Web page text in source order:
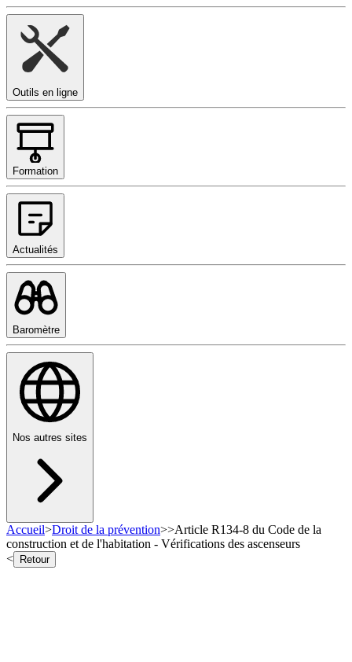
Outils en ligne
Formation
Actualités
Baromètre
Nos autres sites
Accueil>Droit de la prévention>>Article R134-8 du Code de la
construction et de l'habitation - Vérifications des ascenseurs
<
Retour